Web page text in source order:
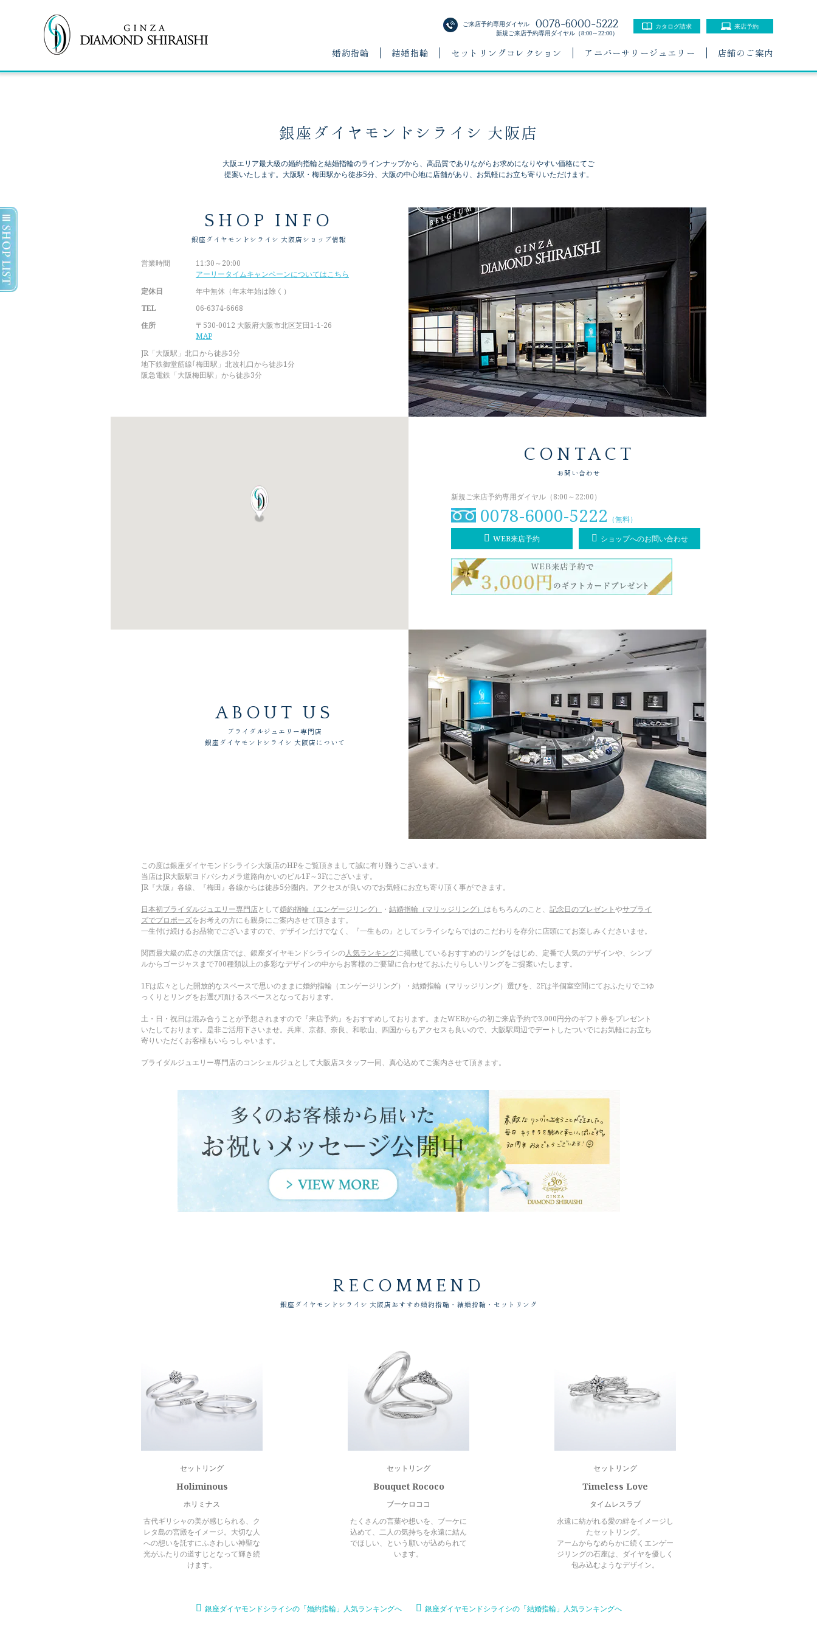
ご来店予約専用ダイヤル 0078-6000-5222
新規ご来店予約専用ダイヤル（8:00～22:00）
カタログ請求 来店予約
婚約指輪 結婚指輪 セットリングコレクション アニバーサリージュエリー 店舗のご案内
銀座ダイヤモンドシライシ 大阪店
大阪エリア最大級の婚約指輪と結婚指輪のラインナップから、高品質でありながらお求めになりやすい価格にてご
提案いたします。大阪駅・梅田駅から徒歩5分、大阪の中心地に店舗があり、お気軽にお立ち寄りいただけます。
SHOP INFO
銀座ダイヤモンドシライシ 大阪店ショップ情報
営業時間
11:30～20:00
アーリータイムキャンペーンについてはこちら
定休日
年中無休（年末年始は除く）
TEL
06-6374-6668
住所
〒530-0012 大阪府大阪市北区芝田1-1-26
MAP
JR「大阪駅」北口から徒歩3分
地下鉄御堂筋線｢梅田駅」北改札口から徒歩1分
阪急電鉄「大阪梅田駅」から徒歩3分
CONTACT
お問い合わせ
新規ご来店予約専用ダイヤル（8:00～22:00）
0078-6000-5222 （無料）
WEB来店予約
ショップへのお問い合わせ
ABOUT US
ブライダルジュエリー専門店
銀座ダイヤモンドシライシ 大阪店について
この度は銀座ダイヤモンドシライシ大阪店のHPをご覧頂きまして誠に有り難うございます。
当店はJR大阪駅ヨドバシカメラ道路向かいのビル1F～3Fにございます。
JR『大阪』各線、『梅田』各線からは徒歩5分圏内。アクセスが良いのでお気軽にお立ち寄り頂く事ができます。
日本初ブライダルジュエリー専門店として婚約指輪（エンゲージリング） ・ 結婚指輪（マリッジリング） はもちろんのこと、 記念日のプレゼントやサプライ
ズでプロポーズをお考えの方にも親身にご案内させて頂きます。
一生付け続けるお品物でございますので、デザインだけでなく、『一生もの』としてシライシならではのこだわりを存分に店頭にてお楽しみくださいませ。
関西最大級の広さの大阪店では、銀座ダイヤモンドシライシの人気ランキングに掲載しているおすすめのリングをはじめ、定番で人気のデザインや、シンプ
ルからゴージャスまで700種類以上の多彩なデザインの中からお客様のご要望に合わせておふたりらしいリングをご提案いたします。
1Fは広々とした開放的なスペースで思いのままに婚約指輪（エンゲージリング）・結婚指輪（マリッジリング）選びを、2Fは半個室空間にておふたりでごゆ
っくりとリングをお選び頂けるスペースとなっております。
土・日・祝日は混み合うことが予想されますので『来店予約』をおすすめしております。またWEBからの初ご来店予約で3,000円分のギフト券をプレゼント
いたしております。是非ご活用下さいませ。兵庫、京都、奈良、和歌山、四国からもアクセスも良いので、大阪駅周辺でデートしたついでにお気軽にお立ち
寄りいただくお客様もいらっしゃいます。
ブライダルジュエリー専門店のコンシェルジュとして大阪店スタッフ一同、真心込めてご案内させて頂きます。
RECOMMEND
銀座ダイヤモンドシライシ 大阪店おすすめ婚約指輪・結婚指輪・セットリング
セットリング
Holiminous
ホリミナス
古代ギリシャの美が感じられる、ク
レタ島の宮殿をイメージ。大切な人
への想いを託すにふさわしい神聖な
光がふたりの道すじとなって輝き続
けます。
セットリング
Bouquet Rococo
ブーケロココ
たくさんの言葉や想いを、ブーケに
込めて、二人の気持ちを永遠に結ん
でほしい、という願いが込められて
います。
セットリング
Timeless Love
タイムレスラブ
永遠に紡がれる愛の絆をイメージし
たセットリング。
アームからなめらかに続くエンゲー
ジリングの石座は、ダイヤを優しく
包み込むようなデザイン。
銀座ダイヤモンドシライシの「婚約指輪」人気ランキングへ 銀座ダイヤモンドシライシの「結婚指輪」人気ランキングへ